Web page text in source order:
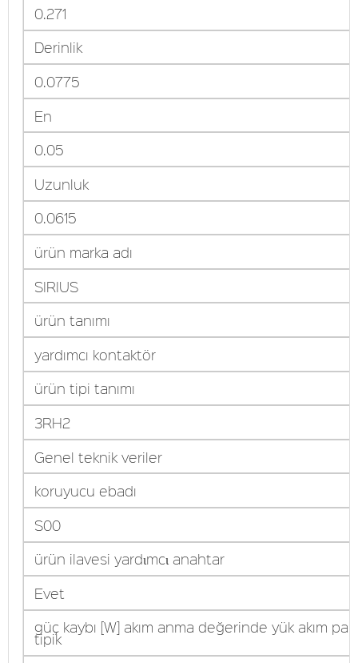
0.271
Derinlik
0.0775
En
0.05
Uzunluk
0.0615
ürün marka adı
SIRIUS
ürün tanımı
yardımcı kontaktör
ürün tipi tanımı
3RH2
Genel teknik veriler
koruyucu ebadı
S00
ürün ilavesi yardιmcι anahtar
Evet
güç kaybı [W] akım anma değerinde yük akım
tipik